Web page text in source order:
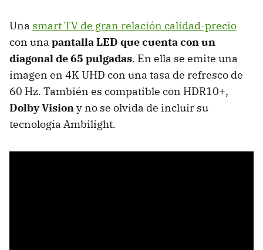
Una smart TV de gran relación calidad-precio
con una pantalla LED que cuenta con un
diagonal de 65 pulgadas. En ella se emite una
imagen en 4K UHD con una tasa de refresco de
60 Hz. También es compatible con HDR10+,
Dolby Visiony no se olvida de incluir su
tecnología Ambilight.